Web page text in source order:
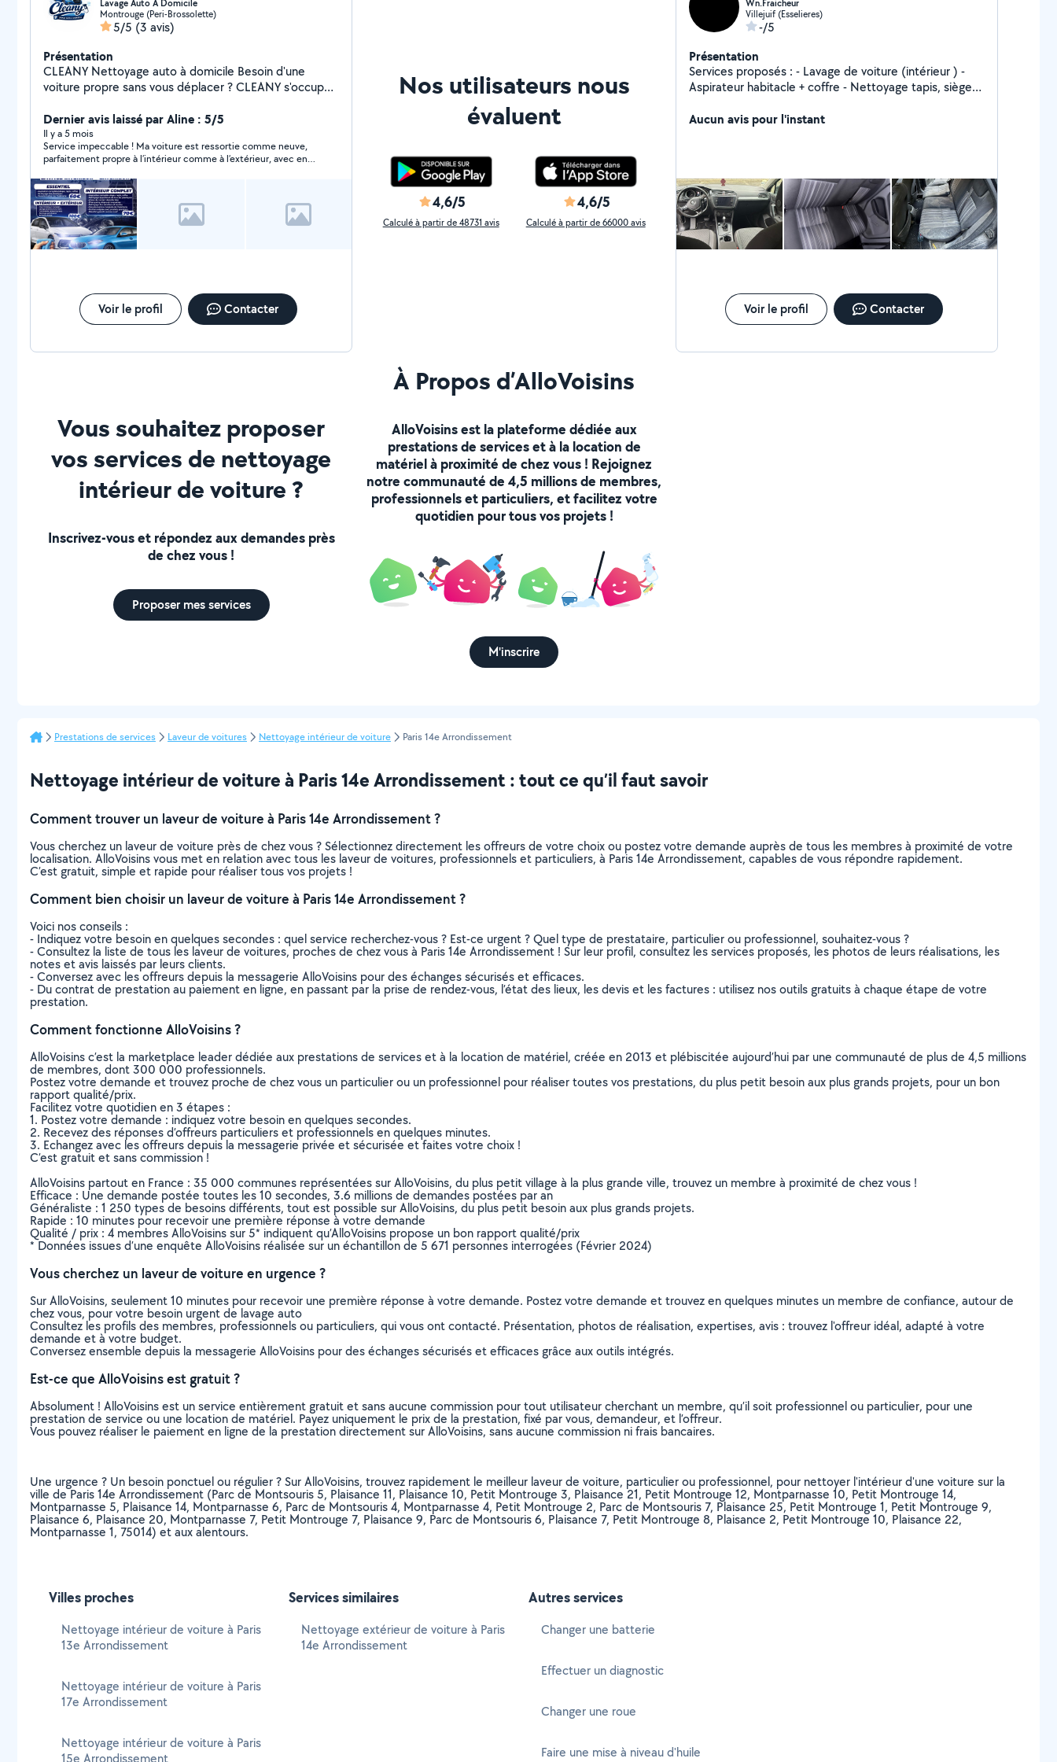
Lavage Auto A Domicile
Montrouge (Peri-Brossolette)
5/5 (3 avis)
Présentation
CLEANY Nettoyage auto à domicile Besoin d'une
voiture propre sans vous déplacer ? CLEANY s'occupe
directement chez vous. Travail soigné Produits
professionnels Rapide et efficace Sur rendez-vous
Déplacement inclus Intervention sur toute l'île de
France et alentours Contactez-moi pour un devis ou
une prise de rendez-vous
Dernier avis laissé par Aline : 5/5
Il y a 5 mois
Service impeccable ! Ma voiture est ressortie comme neuve,
parfaitement propre à l’intérieur comme à l’extérieur, avec en
professionnel. Je recommande les yeux fermés !
Voir le profil Contacter
Nos utilisateurs nous
évaluent
4,6/5
Calculé à partir de 48731 avis
4,6/5
Calculé à partir de 66000 avis
Wn.Fraicheur
Villejuif (Esselieres)
-/5
Présentation
Services proposés : - Lavage de voiture (intérieur ) -
Aspirateur habitacle + coffre - Nettoyage tapis, sièges,
canapé / fauteuils - Aspiration en profondeur -
Aucun avis pour l'instant
Voir le profil Contacter
Vous souhaitez proposer
vos services de nettoyage
intérieur de voiture ?
Inscrivez-vous et répondez aux demandes près
de chez vous !
Proposer mes services
À Propos d’AlloVoisins
AlloVoisins est la plateforme dédiée aux
prestations de services et à la location de
matériel à proximité de chez vous ! Rejoignez
notre communauté de 4,5 millions de membres,
professionnels et particuliers, et facilitez votre
quotidien pour tous vos projets !
M'inscrire
Prestations de services Laveur de voitures Nettoyage intérieur de voiture Paris 14e Arrondissement
Nettoyage intérieur de voiture à Paris 14e Arrondissement : tout ce qu’il faut savoir
Comment trouver un laveur de voiture à Paris 14e Arrondissement ?
Vous cherchez un laveur de voiture près de chez vous ? Sélectionnez directement les offreurs de votre choix ou postez votre demande auprès de tous les membres à proximité de votre
localisation. AlloVoisins vous met en relation avec tous les laveur de voitures, professionnels et particuliers, à Paris 14e Arrondissement, capables de vous répondre rapidement.
C’est gratuit, simple et rapide pour réaliser tous vos projets !
Comment bien choisir un laveur de voiture à Paris 14e Arrondissement ?
Voici nos conseils :
- Indiquez votre besoin en quelques secondes : quel service recherchez-vous ? Est-ce urgent ? Quel type de prestataire, particulier ou professionnel, souhaitez-vous ?
- Consultez la liste de tous les laveur de voitures, proches de chez vous à Paris 14e Arrondissement ! Sur leur profil, consultez les services proposés, les photos de leurs réalisations, les
notes et avis laissés par leurs clients.
- Conversez avec les offreurs depuis la messagerie AlloVoisins pour des échanges sécurisés et efficaces.
- Du contrat de prestation au paiement en ligne, en passant par la prise de rendez-vous, l’état des lieux, les devis et les factures : utilisez nos outils gratuits à chaque étape de votre
prestation.
Comment fonctionne AlloVoisins ?
AlloVoisins c’est la marketplace leader dédiée aux prestations de services et à la location de matériel, créée en 2013 et plébiscitée aujourd’hui par une communauté de plus de 4,5 millions
de membres, dont 300 000 professionnels.
Postez votre demande et trouvez proche de chez vous un particulier ou un professionnel pour réaliser toutes vos prestations, du plus petit besoin aux plus grands projets, pour un bon
rapport qualité/prix.
Facilitez votre quotidien en 3 étapes :
1. Postez votre demande : indiquez votre besoin en quelques secondes.
2. Recevez des réponses d’offreurs particuliers et professionnels en quelques minutes.
3. Echangez avec les offreurs depuis la messagerie privée et sécurisée et faites votre choix !
C’est gratuit et sans commission !
AlloVoisins partout en France : 35 000 communes représentées sur AlloVoisins, du plus petit village à la plus grande ville, trouvez un membre à proximité de chez vous !
Efficace : Une demande postée toutes les 10 secondes, 3.6 millions de demandes postées par an
Généraliste : 1 250 types de besoins différents, tout est possible sur AlloVoisins, du plus petit besoin aux plus grands projets.
Rapide : 10 minutes pour recevoir une première réponse à votre demande
Qualité / prix : 4 membres AlloVoisins sur 5* indiquent qu’AlloVoisins propose un bon rapport qualité/prix
* Données issues d’une enquête AlloVoisins réalisée sur un échantillon de 5 671 personnes interrogées (Février 2024)
Vous cherchez un laveur de voiture en urgence ?
Sur AlloVoisins, seulement 10 minutes pour recevoir une première réponse à votre demande. Postez votre demande et trouvez en quelques minutes un membre de confiance, autour de
chez vous, pour votre besoin urgent de lavage auto
Consultez les profils des membres, professionnels ou particuliers, qui vous ont contacté. Présentation, photos de réalisation, expertises, avis : trouvez l'offreur idéal, adapté à votre
demande et à votre budget.
Conversez ensemble depuis la messagerie AlloVoisins pour des échanges sécurisés et efficaces grâce aux outils intégrés.
Est-ce que AlloVoisins est gratuit ?
Absolument ! AlloVoisins est un service entièrement gratuit et sans aucune commission pour tout utilisateur cherchant un membre, qu’il soit professionnel ou particulier, pour une
prestation de service ou une location de matériel. Payez uniquement le prix de la prestation, fixé par vous, demandeur, et l’offreur.
Vous pouvez réaliser le paiement en ligne de la prestation directement sur AlloVoisins, sans aucune commission ni frais bancaires.
Une urgence ? Un besoin ponctuel ou régulier ? Sur AlloVoisins, trouvez rapidement le meilleur laveur de voiture, particulier ou professionnel, pour nettoyer l'intérieur d'une voiture sur la
ville de Paris 14e Arrondissement (Parc de Montsouris 5, Plaisance 11, Plaisance 10, Petit Montrouge 3, Plaisance 21, Petit Montrouge 12, Montparnasse 10, Petit Montrouge 14,
Montparnasse 5, Plaisance 14, Montparnasse 6, Parc de Montsouris 4, Montparnasse 4, Petit Montrouge 2, Parc de Montsouris 7, Plaisance 25, Petit Montrouge 1, Petit Montrouge 9,
Plaisance 6, Plaisance 20, Montparnasse 7, Petit Montrouge 7, Plaisance 9, Parc de Montsouris 6, Plaisance 7, Petit Montrouge 8, Plaisance 2, Petit Montrouge 10, Plaisance 22,
Montparnasse 1, 75014) et aux alentours.
Villes proches
Nettoyage intérieur de voiture à Paris
13e Arrondissement
Nettoyage intérieur de voiture à Paris
17e Arrondissement
Nettoyage intérieur de voiture à Paris
15e Arrondissement
Services similaires
Nettoyage extérieur de voiture à Paris
14e Arrondissement
Autres services
Changer une batterie
Effectuer un diagnostic
Changer une roue
Faire une mise à niveau d'huile